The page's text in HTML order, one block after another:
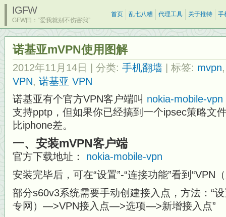
IGFW
GFW曰：“爱我就别不伤害我”
首页 乱七八糟 代理工具 关于推特 手
诺基亚mVPN使用图解
2012年11月14日 | 分类: 手机翻墙 | 标签: mvpn
VPN, 诺基亚 VPN
诺基亚有个官方VPN客户端叫 nokia-mobile-vpn
支持pptp，但如果你已经搞到一个ipsec策略文
比iphone差。
一、安装mVPN客户端
官方下载地址： nokia-mobile-vpn
安装完毕后，可在“设置”-“连接功能”看到“VPN
部分s60v3系统需要手动创建接入点，方法：“
专网）—>VPN接入点—>选项—>新增接入点”